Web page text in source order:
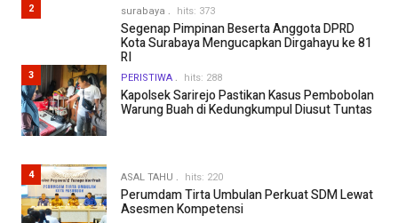
2 surabaya hits: 373
Segenap Pimpinan Beserta Anggota DPRD
Kota Surabaya Mengucapkan Dirgahayu ke 81
RI
3 PERISTIWA hits: 288
Kapolsek Sarirejo Pastikan Kasus Pembobolan
Warung Buah di Kedungkumpul Diusut Tuntas
4 ASAL TAHU hits: 220
Perumdam Tirta Umbulan Perkuat SDM Lewat
Asesmen Kompetensi